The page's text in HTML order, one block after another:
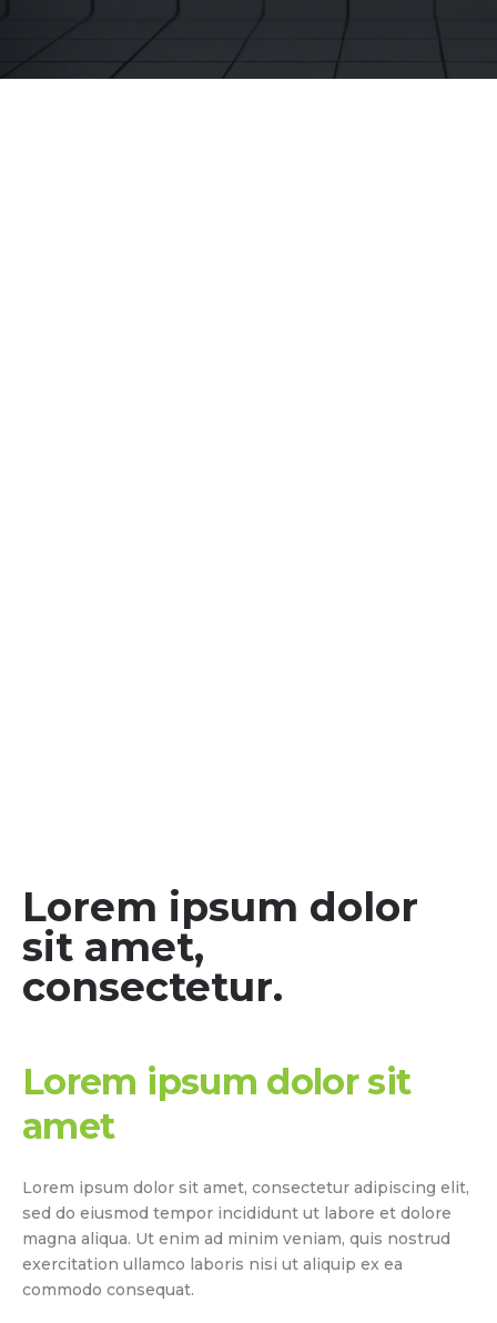
Lorem ipsum dolor
sit amet,
consectetur.
Lorem ipsum dolor sit
amet
Lorem ipsum dolor sit amet, consectetur adipiscing elit,
sed do eiusmod tempor incididunt ut labore et dolore
magna aliqua. Ut enim ad minim veniam, quis nostrud
exercitation ullamco laboris nisi ut aliquip ex ea
commodo consequat.